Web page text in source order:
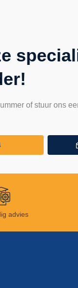
of stuur ons
advies